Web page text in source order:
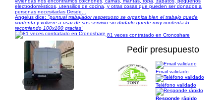
electrodomésticos, utensilios de cocina, y otras cosas que pueden ser donados a
personas necesitadas Desde...
Angelus dice: "puntual trabajador respetuoso se organiza bien el trabajo quede
contenta y volvere a usar de sus servicio sin dudarlo quede muy contenta lo
recomiendo 100x100 gracias"
81 veces contratado en Cronoshare
1/2
Pedir presupuesto
Email validado
Teléfono validado
Responde rápido